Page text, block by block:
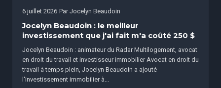
6 juillet 2026 Par Jocelyn Beaudoin
Jocelyn Beaudoin : le meilleur
investissement que j'ai fait m'a coûté 250 $
Jocelyn Beaudoin : animateur du Radar Multilogement, avocat
en droit du travail et investisseur immobilier Avocat en droit du
travail à temps plein, Jocelyn Beaudoin a ajouté
l'investissement immobilier à...